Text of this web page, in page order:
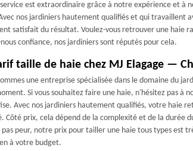
est extraordinaire grâce à notre expérience et à
nos jardiniers hautement qualifiés et qui travaillent
satisfait du résultat. Voulez-vous retrouver une haie
confiance, nos jardiniers sont réputés pour cela.
taille de haie chez MJ Elagage —
une entreprise spécialisée dans le domaine du
Si vous souhaitez faire une haie, n'hésitez pas à
Avec nos jardiniers hautement qualifiés, votre haie
Côté prix, cela dépend de la complexité et de la durée
pas peur, notre prix pour tailler une haie tous types est
à votre budget.